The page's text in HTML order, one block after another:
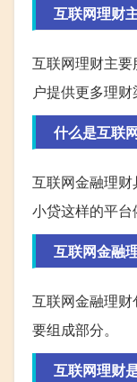
互联网理财
互联网理财主
户提供更多理财
什么是互联
互联网金融理
小贷这样的平台
互联网金融
互联网金融理
要组成部分。
互联网理财